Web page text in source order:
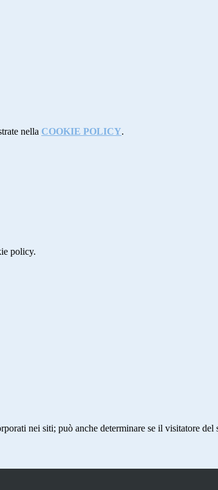
nella COOKIE POLICY.
policy.
nei siti; può anche determinare se il visitatore